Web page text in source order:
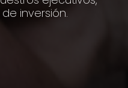
inversión.